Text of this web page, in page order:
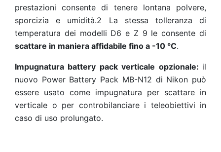
prestazioni consente di tenere lontana polvere,
sporcizia e umidità.2 La stessa tolleranza di
temperatura dei modelli D6 e Z 9 le consente di
scattare in maniera affidabile fino a -10 °C.
Impugnatura battery pack verticale opzionale: il
nuovo Power Battery Pack MB-N12 di Nikon può
essere usato come impugnatura per scattare in
verticale o per controbilanciare i teleobiettivi in
caso di uso prolungato.